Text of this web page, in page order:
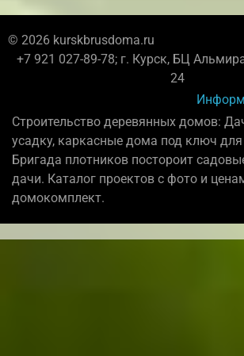
© 2026 kurskbrusdoma.ru
+7 921 027-89-78; г. Курск, БЦ
24
Строительство деревянных домов:
усадку, каркасные дома под ключ
Бригада плотников постороит
дачи. Каталог проектов с фото и
домокомплект.